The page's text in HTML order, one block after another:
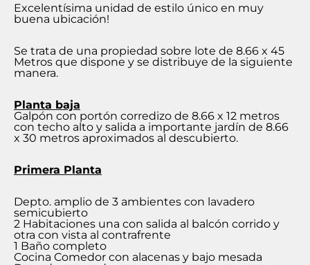
Excelentísima unidad de estilo único en muy
buena ubicación!
Se trata de una propiedad sobre lote de 8.66 x 45
Metros que dispone y se distribuye de la siguiente
manera.
Planta baja
Galpón con portón corredizo de 8.66 x 12 metros
con techo alto y salida a importante jardín de 8.66
x 30 metros aproximados al descubierto.
Primera Planta
Depto. amplio de 3 ambientes con lavadero
semicubierto
2 Habitaciones una con salida al balcón corrido y
otra con vista al contrafrente
1 Baño completo
Cocina Comedor con alacenas y bajo mesada